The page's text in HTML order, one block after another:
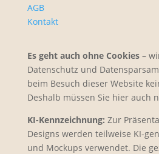
AGB
Kontakt
Es geht auch ohne Cookies–
Datenschutz und
beim Besuch dieser Website
Deshalb müssen Sie hier auch
KI-Kennzeichnung: Zur
Designs werden teilweise KI-
und Mockups verwendet. Die